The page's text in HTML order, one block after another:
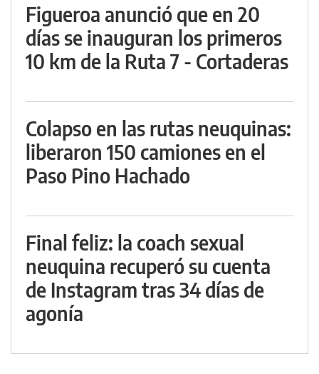
Figueroa anunció que en 20
días se inauguran los primeros
10 km de la Ruta 7 - Cortaderas
Colapso en las rutas neuquinas:
liberaron 150 camiones en el
Paso Pino Hachado
Final feliz: la coach sexual
neuquina recuperó su cuenta
de Instagram tras 34 días de
agonía